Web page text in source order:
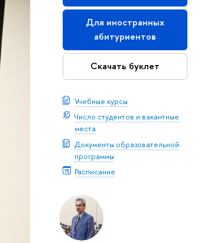
Для иностранных
абитуриентов
Скачать буклет
Учебные курсы
Число студентов и вакантные
места
Документы образовательной
программы
Расписание